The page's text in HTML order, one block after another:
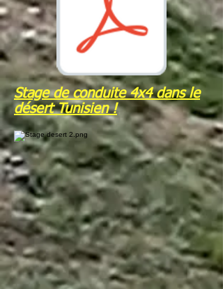
Stage de conduite 4x4 dans le
désert Tunisien !